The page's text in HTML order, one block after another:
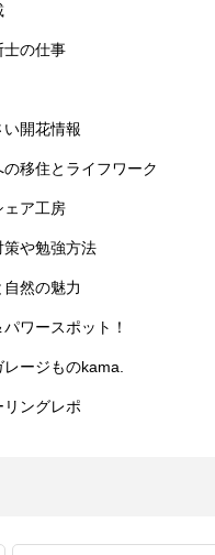
士の仕事
開花情報
移住とライフワーク
ェア工房
策や勉強方法
然の魅力
ワースポット！
ージものkama.
ングレポ